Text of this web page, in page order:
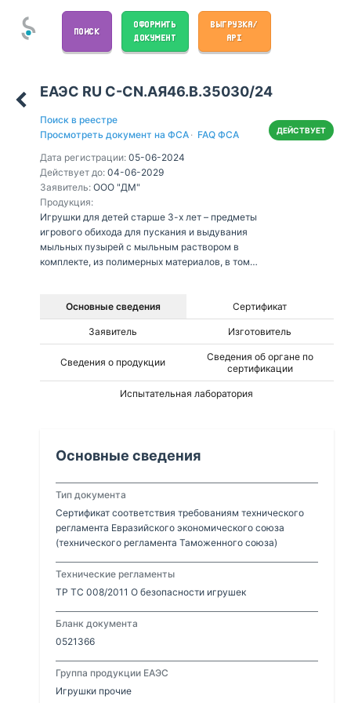
ПОИСК
ОФОРМИТЬ
ДОКУМЕНТ
ВЫГРУЗКА/
API
ЕАЭС RU С-CN.АЯ46.В.35030/24
Поиск в реестре
Просмотреть документ на ФСА · FAQ ФСА
Дата регистрации: 05-06-2024
Действует до: 04-06-2029
Заявитель: ООО "ДМ"
Продукция:
Игрушки для детей старше 3-х лет – предметы
игрового обихода для пускания и выдувания
мыльных пузырей с мыльным раствором в
комплекте, из полимерных материалов, в том
ДЕЙСТВУЕТ
Основные сведения Сертификат
Заявитель Изготовитель
Сведения о продукции
Сведения об органе по
сертификации
Испытательная лаборатория
Основные сведения
Тип документа
Сертификат соответствия требованиям технического
регламента Евразийского экономического союза
(технического регламента Таможенного союза)
Технические регламенты
ТР ТС 008/2011 О безопасности игрушек
Бланк документа
0521366
Группа продукции ЕАЭС
Игрушки прочие